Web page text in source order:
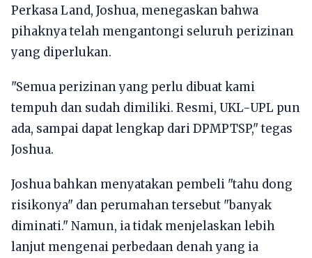
Perkasa Land, Joshua, menegaskan bahwa
pihaknya telah mengantongi seluruh perizinan
yang diperlukan.
"Semua perizinan yang perlu dibuat kami
tempuh dan sudah dimiliki. Resmi, UKL-UPL pun
ada, sampai dapat lengkap dari DPMPTSP," tegas
Joshua.
Joshua bahkan menyatakan pembeli "tahu dong
risikonya" dan perumahan tersebut "banyak
diminati." Namun, ia tidak menjelaskan lebih
lanjut mengenai perbedaan denah yang ia